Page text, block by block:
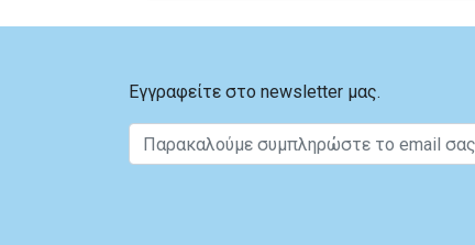
Εγγραφείτε στο newsletter μας.